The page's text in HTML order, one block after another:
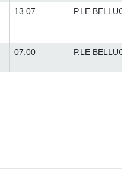
13.07 P.LE BELLUCCI
07:00 P.LE BELLUCCI